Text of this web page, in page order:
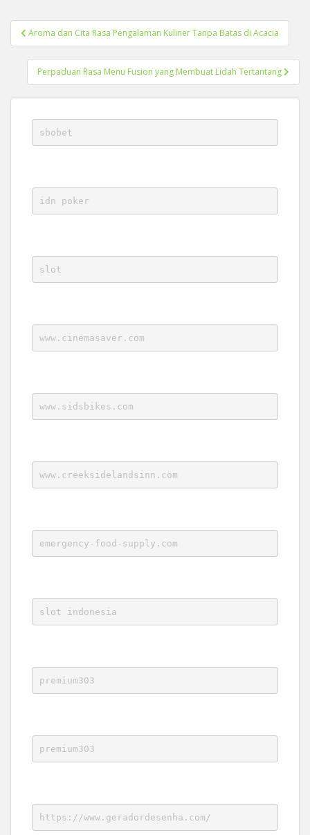
Post
navigation
Aroma dan Cita Rasa Pengalaman Kuliner Tanpa Batas di Acacia
Perpaduan Rasa Menu Fusion yang Membuat Lidah Tertantang
sbobet
idn poker
slot
www.cinemasaver.com
www.sidsbikes.com
www.creeksidelandsinn.com
emergency-food-supply.com
slot indonesia
premium303
premium303
https://www.geradordesenha.com/